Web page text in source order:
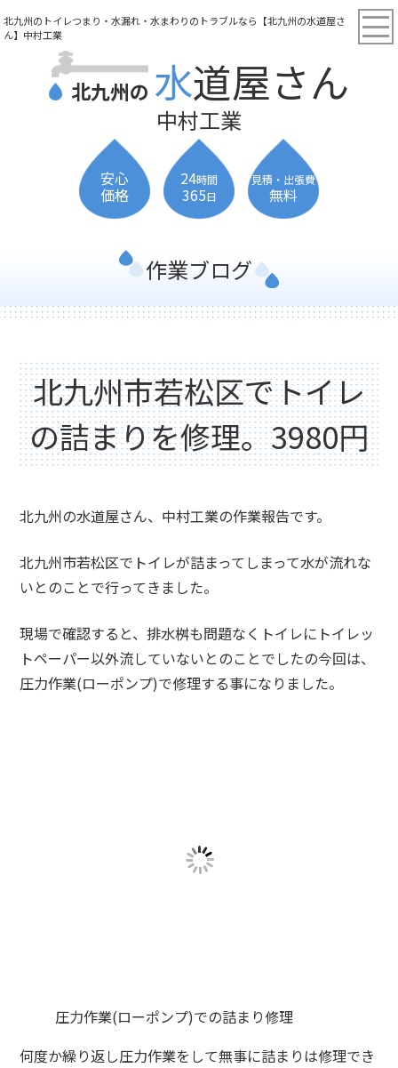
北九州のトイレつまり・水漏れ・水まわりのトラブルなら【北九州の水道屋さ
ん】中村工業
北九州の 水道屋さん
中村工業
安心
価格
24時間
365日
見積・出張費
無料
作業ブログ
北九州市若松区でトイレ
の詰まりを修理。3980円
北九州の水道屋さん、中村工業の作業報告です。
北九州市若松区でトイレが詰まってしまって水が流れな
いとのことで行ってきました。
現場で確認すると、排水桝も問題なくトイレにトイレッ
トペーパー以外流していないとのことでしたの今回は、
圧力作業(ローポンプ)で修理する事になりました。
圧力作業(ローポンプ)での詰まり修理
何度か繰り返し圧力作業をして無事に詰まりは修理でき